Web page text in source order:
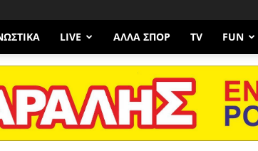
LIVE ΆΛΛΑ ΣΠΟΡ TV FUN